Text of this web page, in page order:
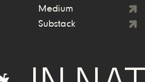
Medium
Substack